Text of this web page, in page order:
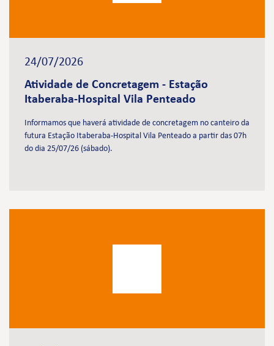
24/07/2026
Atividade de Concretagem - Estação
Itaberaba-Hospital Vila Penteado
Informamos que haverá atividade de concretagem no canteiro da
futura Estação Itaberaba-Hospital Vila Penteado a partir das 07h
do dia 25/07/26 (sábado).